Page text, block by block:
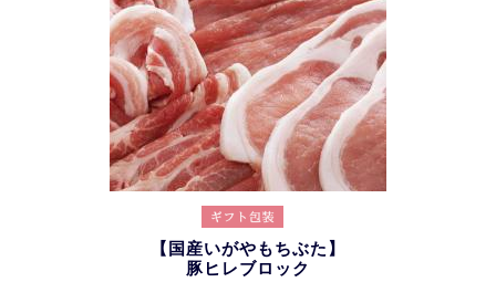
【国産いがやもちぶた】
豚ヒレブロック